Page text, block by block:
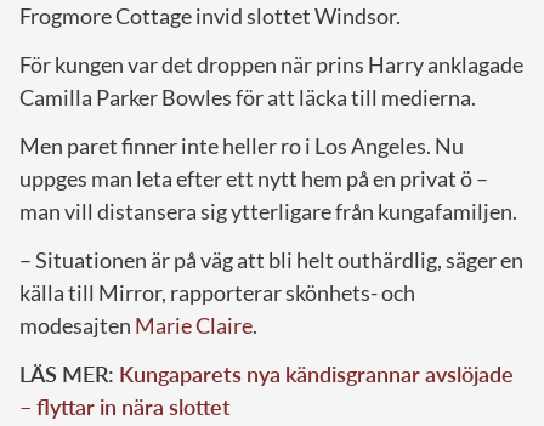
Frogmore Cottage invid slottet Windsor.
För kungen var det droppen när prins Harry anklagade
Camilla Parker Bowles för att läcka till medierna.
Men paret finner inte heller ro i Los Angeles. Nu
uppges man leta efter ett nytt hem på en privat ö –
man vill distansera sig ytterligare från kungafamiljen.
– Situationen är på väg att bli helt outhärdlig, säger en
källa till Mirror, rapporterar skönhets- och
modesajten Marie Claire.
LÄS MER: Kungaparets nya kändisgrannar avslöjade
– flyttar in nära slottet